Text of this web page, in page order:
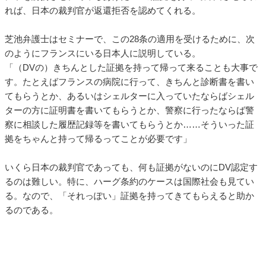
れば、日本の裁判官が返還拒否を認めてくれる。
芝池弁護士はセミナーで、この28条の適用を受けるために、次
のようにフランスにいる日本人に説明している。
「（DVの）きちんとした証拠を持って帰って来ることも大事で
す。たとえばフランスの病院に行って、きちんと診断書を書い
てもらうとか、あるいはシェルターに入っていたならばシェル
ターの方に証明書を書いてもらうとか、警察に行ったならば警
察に相談した履歴記録等を書いてもらうとか……そういった証
拠をちゃんと持って帰るってことが必要です」
いくら日本の裁判官であっても、何も証拠がないのにDV認定す
るのは難しい。特に、ハーグ条約のケースは国際社会も見てい
る。なので、「それっぽい」証拠を持ってきてもらえると助か
るのである。